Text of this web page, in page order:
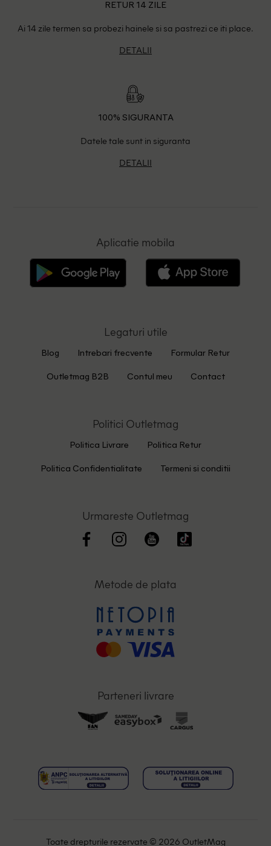
RETUR 14 ZILE
Ai 14 zile termen sa probezi hainele si sa pastrezi ce iti place.
DETALII
100% SIGURANTA
Datele tale sunt in siguranta
DETALII
Aplicatie mobila
Legaturi utile
Blog Intrebari frecvente Formular Retur
Outletmag B2B Contul meu Contact
Politici Outletmag
Politica Livrare Politica Retur
Politica Confidentialitate Termeni si conditii
Urmareste Outletmag
Metode de plata
Parteneri livrare
Toate drepturile rezervate © 2026 OutletMag